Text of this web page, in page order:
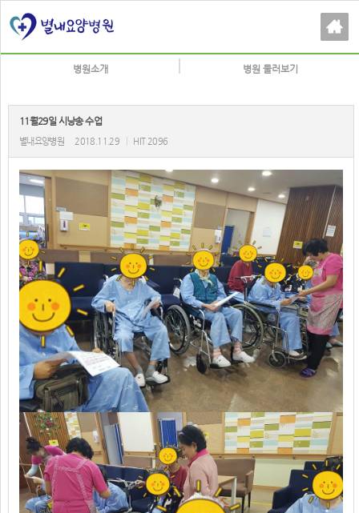
병원소개 병원 둘러보기
11월29일 시낭송 수업
별내요양병원 2018.11.29 HIT 2096